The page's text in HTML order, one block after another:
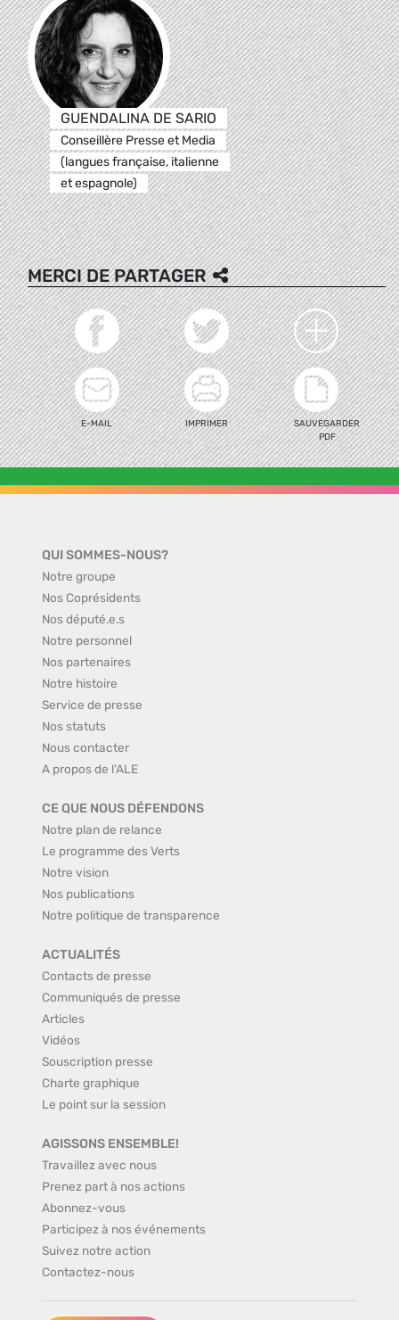
GUENDALINA DE SARIO
Conseillère Presse et Media
(langues française, italienne
et espagnole)
MERCI DE PARTAGER
E-MAIL IMPRIMER
SAUVEGARDER
PDF
QUI SOMMES-NOUS?
Notre groupe
Nos Coprésidents
Nos député.e.s
Notre personnel
Nos partenaires
Notre histoire
Service de presse
Nos statuts
Nous contacter
A propos de l'ALE
CE QUE NOUS DÉFENDONS
Notre plan de relance
Le programme des Verts
Notre vision
Nos publications
Notre politique de transparence
ACTUALITÉS
Contacts de presse
Communiqués de presse
Articles
Vidéos
Souscription presse
Charte graphique
Le point sur la session
AGISSONS ENSEMBLE!
Travaillez avec nous
Prenez part à nos actions
Abonnez-vous
Participez à nos événements
Suivez notre action
Contactez-nous